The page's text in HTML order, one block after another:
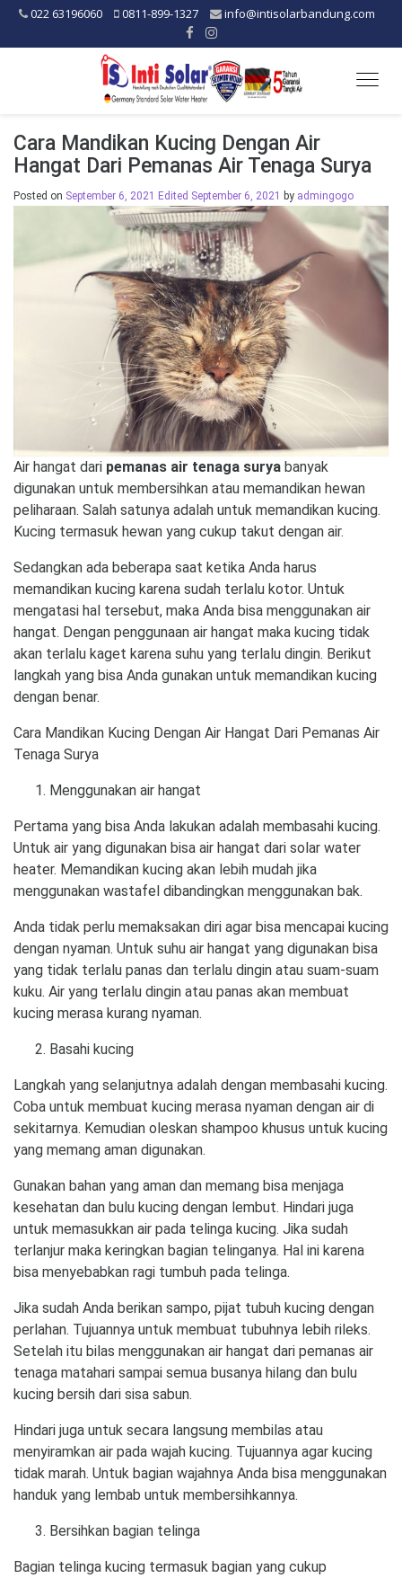
022 63196060 0811-899-1327 info@intisolarbandung.com
Cara Mandikan Kucing Dengan Air
Hangat Dari Pemanas Air Tenaga Surya
Posted on September 6, 2021 Edited September 6, 2021 by admingogo
Air hangat dari pemanas air tenaga surya banyak
digunakan untuk membersihkan atau memandikan hewan
peliharaan. Salah satunya adalah untuk memandikan kucing.
Kucing termasuk hewan yang cukup takut dengan air.
Sedangkan ada beberapa saat ketika Anda harus
memandikan kucing karena sudah terlalu kotor. Untuk
mengatasi hal tersebut, maka Anda bisa menggunakan air
hangat. Dengan penggunaan air hangat maka kucing tidak
akan terlalu kaget karena suhu yang terlalu dingin. Berikut
langkah yang bisa Anda gunakan untuk memandikan kucing
dengan benar.
Cara Mandikan Kucing Dengan Air Hangat Dari Pemanas Air
Tenaga Surya
Menggunakan air hangat
Pertama yang bisa Anda lakukan adalah membasahi kucing.
Untuk air yang digunakan bisa air hangat dari solar water
heater. Memandikan kucing akan lebih mudah jika
menggunakan wastafel dibandingkan menggunakan bak.
Anda tidak perlu memaksakan diri agar bisa mencapai kucing
dengan nyaman. Untuk suhu air hangat yang digunakan bisa
yang tidak terlalu panas dan terlalu dingin atau suam-suam
kuku. Air yang terlalu dingin atau panas akan membuat
kucing merasa kurang nyaman.
Basahi kucing
Langkah yang selanjutnya adalah dengan membasahi kucing.
Coba untuk membuat kucing merasa nyaman dengan air di
sekitarnya. Kemudian oleskan shampoo khusus untuk kucing
yang memang aman digunakan.
Gunakan bahan yang aman dan memang bisa menjaga
kesehatan dan bulu kucing dengan lembut. Hindari juga
untuk memasukkan air pada telinga kucing. Jika sudah
terlanjur maka keringkan bagian telinganya. Hal ini karena
bisa menyebabkan ragi tumbuh pada telinga.
Jika sudah Anda berikan sampo, pijat tubuh kucing dengan
perlahan. Tujuannya untuk membuat tubuhnya lebih rileks.
Setelah itu bilas menggunakan air hangat dari pemanas air
tenaga matahari sampai semua busanya hilang dan bulu
kucing bersih dari sisa sabun.
Hindari juga untuk secara langsung membilas atau
menyiramkan air pada wajah kucing. Tujuannya agar kucing
tidak marah. Untuk bagian wajahnya Anda bisa menggunakan
handuk yang lembab untuk membersihkannya.
Bersihkan bagian telinga
Bagian telinga kucing termasuk bagian yang cukup